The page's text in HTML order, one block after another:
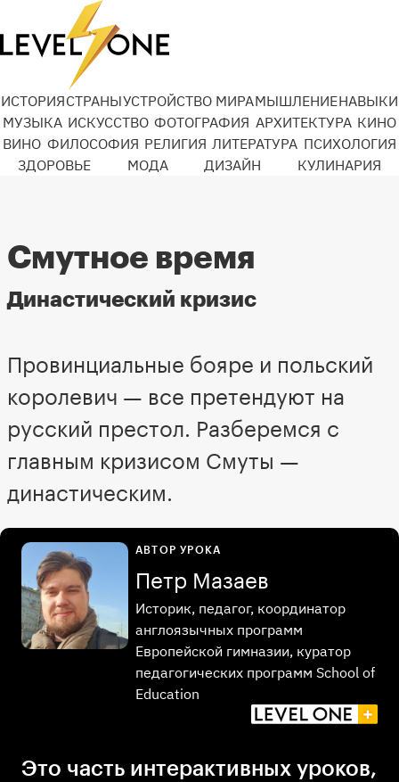
ИСТОРИЯСТРАНЫУСТРОЙСТВО МИРАМЫШЛЕНИЕНАВЫКИ
МУЗЫКА ИСКУССТВО ФОТОГРАФИЯ АРХИТЕКТУРА КИНО
ВИНО ФИЛОСОФИЯ РЕЛИГИЯ ЛИТЕРАТУРА ПСИХОЛОГИЯ
ЗДОРОВЬЕ
МОДА ДИЗАЙН КУЛИНАРИЯ
Смутное время
Династический кризис
Провинциальные бояре и польский
королевич — все претендуют на
русский престол. Разберемся с
главным кризисом Смуты —
династическим.
Это часть интерактивных уроков,
АВТОР УРОКА
Петр Мазаев
Историк, педагог, координатор
англоязычных программ
Европейской гимназии, куратор
педагогических программ School of
Education